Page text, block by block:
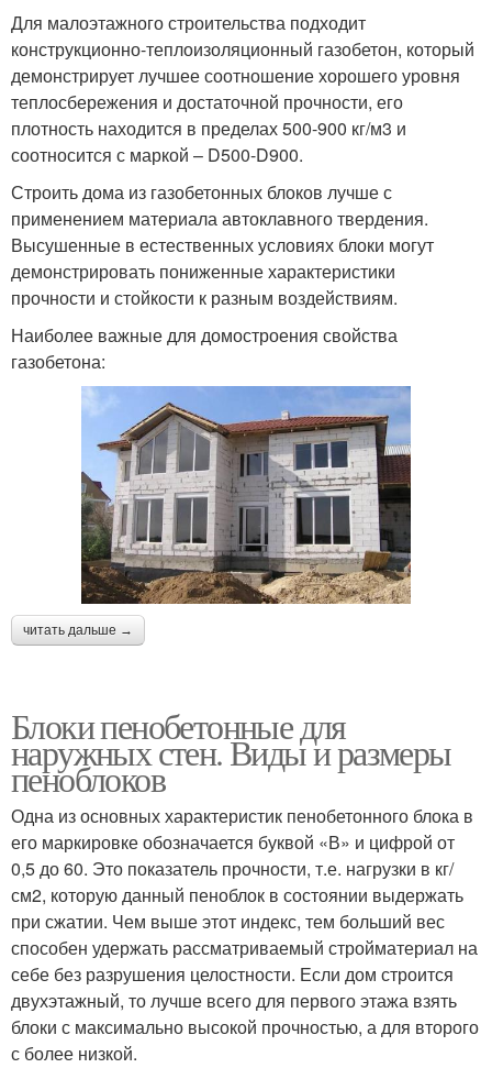
Для малоэтажного строительства подходит
конструкционно-теплоизоляционный газобетон, который
демонстрирует лучшее соотношение хорошего уровня
теплосбережения и достаточной прочности, его
плотность находится в пределах 500-900 кг/м3 и
соотносится с маркой – D500-D900.
Строить дома из газобетонных блоков лучше с
применением материала автоклавного твердения.
Высушенные в естественных условиях блоки могут
демонстрировать пониженные характеристики
прочности и стойкости к разным воздействиям.
Наиболее важные для домостроения свойства
газобетона:
читать дальше →
Блоки пенобетонные для
наружных стен. Виды и размеры
пеноблоков
Одна из основных характеристик пенобетонного блока в
его маркировке обозначается буквой «В» и цифрой от
0,5 до 60. Это показатель прочности, т.е. нагрузки в кг/
см2, которую данный пеноблок в состоянии выдержать
при сжатии. Чем выше этот индекс, тем больший вес
способен удержать рассматриваемый стройматериал на
себе без разрушения целостности. Если дом строится
двухэтажный, то лучше всего для первого этажа взять
блоки с максимально высокой прочностью, а для второго
с более низкой.